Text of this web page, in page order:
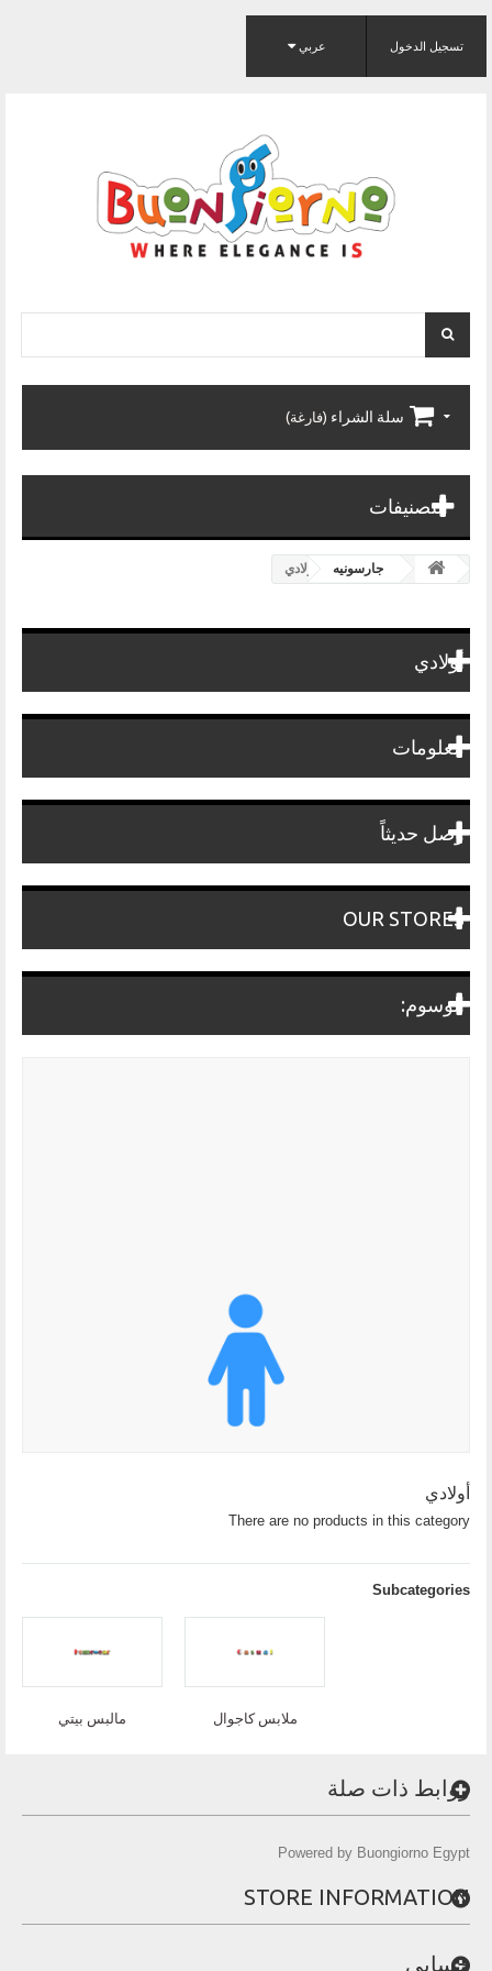
تسجيل الدخول عربي
سلة الشراء (فارغة)
التصنيفات
جارسونيه أولادي
أولادي
معلومات
وصل حديثاً
OUR STORES
الوسوم:
أولادي
There are no products in this category
Subcategories
مالبس بيتي ملابس كاجوال
روابط ذات صلة
Powered by Buongiorno Egypt
STORE INFORMATION
حسابي